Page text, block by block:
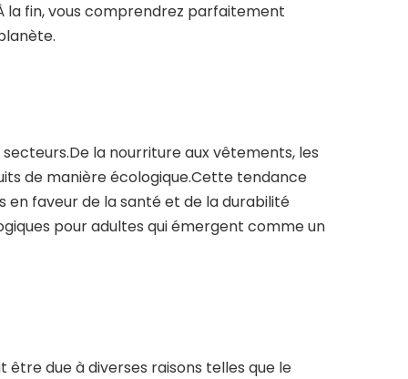
fin, vous comprendrez parfaitement
la nourriture aux vêtements, les
de manière écologique.Cette tendance
en faveur de la santé et de la durabilité
pour adultes qui émergent comme un
due à diverses raisons telles que le